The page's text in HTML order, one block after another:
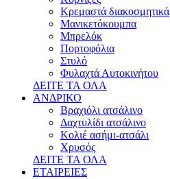
Κρεμαστά διακοσμητικά
Μανικετόκουμπα
Μπρελόκ
Πορτοφόλια
Στυλό
Φυλαχτά Αυτοκινήτου
ΔΕΙΤΕ ΤΑ ΟΛΑ
ΑΝΔΡΙΚΟ
Βραχιόλι ατσάλινο
Δαχτυλίδι ατσάλινο
Κολιέ ασήμι-ατσάλι
Χρυσός
ΔΕΙΤΕ ΤΑ ΟΛΑ
ΕΤΑΙΡΕΙΕΣ